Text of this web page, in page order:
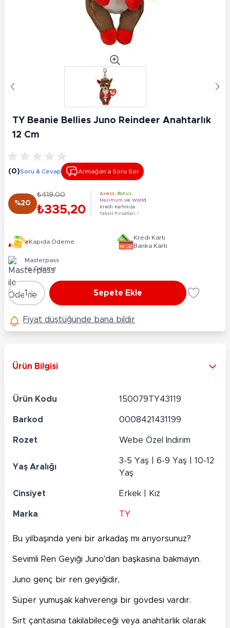
TY Beanie Bellies Juno Reindeer Anahtarlık
12 Cm
(0)Soru & Cevap Armağan’a Soru Sor
%20
₺419,00
₺335,20
Axess Bonus
Maximum ve World
Kredi Kartınıza
Taksit Fırsatları !
Kapıda Ödeme
Kredi Kartı
Banka Kartı
Masterpass
ile Ödeme
Adet
-1 + Sepete Ekle
Fiyat düştüğünde bana bildir
Ürün Bilgisi
Ürün Kodu 150079TY43119
Barkod 0008421431199
Rozet Webe Özel İndirim
Yaş Aralığı
3-5 Yaş | 6-9 Yaş | 10-12
Yaş
Cinsiyet Erkek | Kız
Marka TY
Bu yılbaşında yeni bir arkadaş mı arıyorsunuz?
Sevimli Ren Geyiği Juno'dan başkasına bakmayın.
Juno genç bir ren geyiğidir,
Süper yumuşak kahverengi bir gövdesi vardır.
Sırt çantasına takılabileceği veya anahtarlık olarak